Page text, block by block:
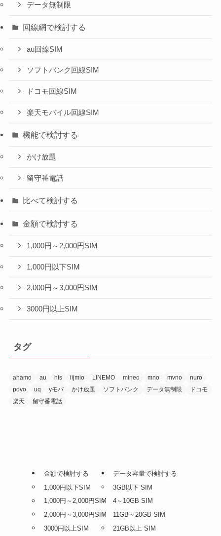
データ無制限
回線網で検討する
au回線SIM
ソフトバンク回線SIM
ドコモ回線SIM
楽天モバイル回線SIM
機能で検討する
かけ放題
留守番電話
比べて検討する
金額で検討する
1,000円～2,000円SIM
1,000円以下SIM
2,000円～3,000円SIM
3000円以上SIM
タグ
ahamo au his iijmio LINEMO mineo mno mvno
nuro
povo
uq yモバ かけ放題 ソフトバンク データ無制限
ドコモ
楽天
留守番電話
金額で検討する
1,000円以下SIM
1,000円～2,000円SIM
2,000円～3,000円SIM
3000円以上SIM
データ容量で検討する
3GB以下 SIM
4～10GB SIM
11GB～20GB SIM
21GB以上 SIM